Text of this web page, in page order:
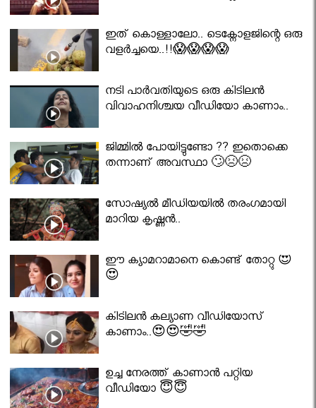
ഇത് കൊള്ളാലോ.. ടെക്നോളജിന്റെ ഒരു
വളർച്ചയെ..!!😱😱😱😱
നടി പാർവതിയുടെ ഒരു കിടിലൻ
വിവാഹനിശ്ചയ വീഡിയോ കാണാം..
ജിമ്മിൽ പോയിട്ടുണ്ടോ ?? ഇതൊക്കെ
തന്നാണ് അവസ്ഥാ 🙄😣😣
സോഷ്യൽ മീഡിയയിൽ തരംഗമായി
മാറിയ കൃഷ്ണൻ..
ഈ ക്യാമറാമാനെ കൊണ്ട് തോറ്റു 😍
😍
കിടിലൻ കല്യാണ വീഡിയോസ്
കാണാം..😍😍🤣🤣
ഉച്ച നേരത്ത് കാണാൻ പറ്റിയ
വീഡിയോ 😇😇